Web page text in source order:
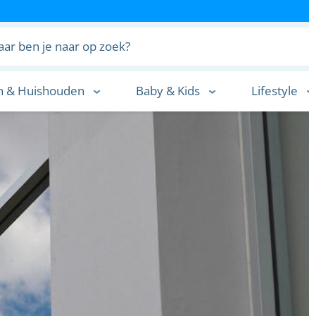
& Huishouden Baby & Kids Lifestyle